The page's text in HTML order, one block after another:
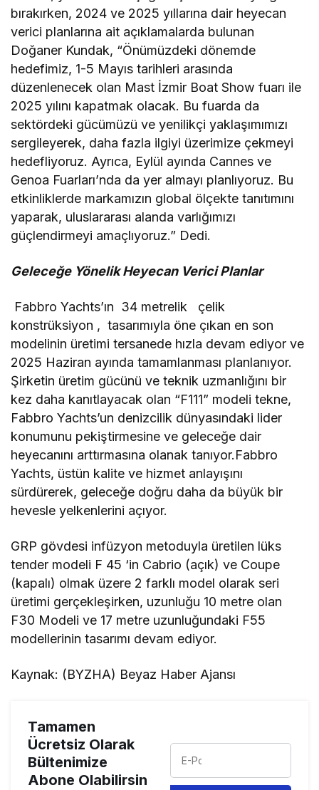
bırakırken, 2024 ve 2025 yıllarına dair heyecan
verici planlarına ait açıklamalarda bulunan
Doğaner Kundak, “Önümüzdeki dönemde
hedefimiz, 1-5 Mayıs tarihleri arasında
düzenlenecek olan Mast İzmir Boat Show fuarı ile
2025 yılını kapatmak olacak. Bu fuarda da
sektördeki gücümüzü ve yenilikçi yaklaşımımızı
sergileyerek, daha fazla ilgiyi üzerimize çekmeyi
hedefliyoruz. Ayrıca, Eylül ayında Cannes ve
Genoa Fuarları’nda da yer almayı planlıyoruz. Bu
etkinliklerde markamızın global ölçekte tanıtımını
yaparak, uluslararası alanda varlığımızı
güçlendirmeyi amaçlıyoruz.” Dedi.
Geleceğe Yönelik Heyecan Verici Planlar
Fabbro Yachts’ın 34 metrelik çelik
konstrüksiyon , tasarımıyla öne çıkan en son
modelinin üretimi tersanede hızla devam ediyor ve
2025 Haziran ayında tamamlanması planlanıyor.
Şirketin üretim gücünü ve teknik uzmanlığını bir
kez daha kanıtlayacak olan “F111” modeli tekne,
Fabbro Yachts’un denizcilik dünyasındaki lider
konumunu pekiştirmesine ve geleceğe dair
heyecanını arttırmasına olanak tanıyor.Fabbro
Yachts, üstün kalite ve hizmet anlayışını
sürdürerek, geleceğe doğru daha da büyük bir
hevesle yelkenlerini açıyor.
GRP gövdesi infüzyon metoduyla üretilen lüks
tender modeli F 45 ‘in Cabrio (açık) ve Coupe
(kapalı) olmak üzere 2 farklı model olarak seri
üretimi gerçekleşirken, uzunluğu 10 metre olan
F30 Modeli ve 17 metre uzunluğundaki F55
modellerinin tasarımı devam ediyor.
Kaynak: (BYZHA) Beyaz Haber Ajansı
Tamamen
Ücretsiz Olarak
Bültenimize
Abone Olabilirsin